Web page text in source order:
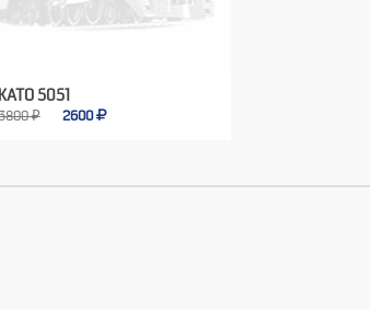
KATO 5051
₽ 2600